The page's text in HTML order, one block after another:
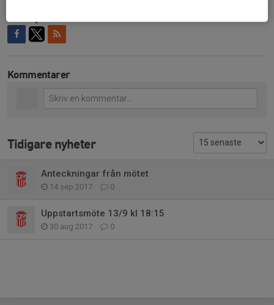
Kommentarer
Tidigare nyheter
Anteckningar från mötet
14 sep 2017 0
Uppstartsmöte 13/9 kl 18:15
30 aug 2017 0